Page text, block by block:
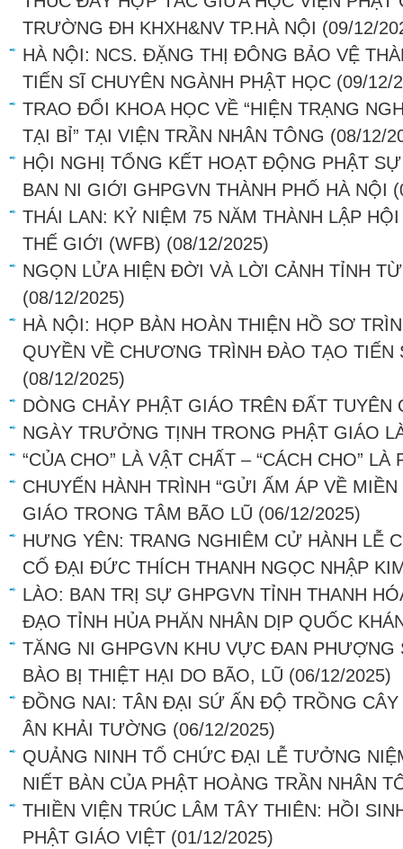
TRƯỜNG ĐH KHXH&NV TP.HÀ NỘI (09/12/
HÀ NỘI: NCS. ĐẶNG THỊ ĐÔNG BẢO VỆ
TIẾN SĨ CHUYÊN NGÀNH PHẬT HỌC (09/12/
TRAO ĐỔI KHOA HỌC VỀ “HIỆN TRẠNG
TẠI BỈ” TẠI VIỆN TRẦN NHÂN TÔNG (08/12/
HỘI NGHỊ TỔNG KẾT HOẠT ĐỘNG PHẬT
BAN NI GIỚI GHPGVN THÀNH PHỐ HÀ NỘI
THÁI LAN: KỶ NIỆM 75 NĂM THÀNH LẬP
THẾ GIỚI (WFB) (08/12/2025)
NGỌN LỬA HIỆN ĐỜI VÀ LỜI CẢNH TỈNH
(08/12/2025)
HÀ NỘI: HỌP BÀN HOÀN THIỆN HỒ SƠ
QUYỀN VỀ CHƯƠNG TRÌNH ĐÀO TẠO TIẾN
(08/12/2025)
DÒNG CHẢY PHẬT GIÁO TRÊN ĐẤT TUYÊN
NGÀY TRƯỞNG TỊNH TRONG PHẬT GIÁO
“CỦA CHO” LÀ VẬT CHẤT – “CÁCH CHO” LÀ
CHUYẾN HÀNH TRÌNH “GỬI ẤM ÁP VỀ MIỀN
GIÁO TRONG TÂM BÃO LŨ (06/12/2025)
HƯNG YÊN: TRANG NGHIÊM CỬ HÀNH LỄ
CỐ ĐẠI ĐỨC THÍCH THANH NGỌC NHẬP
LÀO: BAN TRỊ SỰ GHPGVN TỈNH THANH
ĐẠO TỈNH HỦA PHĂN NHÂN DỊP QUỐC
TĂNG NI GHPGVN KHU VỰC ĐAN PHƯỢNG
BÀO BỊ THIỆT HẠI DO BÃO, LŨ (06/12/2025)
ĐỒNG NAI: TÂN ĐẠI SỨ ẤN ĐỘ TRỒNG
ÂN KHẢI TƯỜNG (06/12/2025)
QUẢNG NINH TỔ CHỨC ĐẠI LỄ TƯỞNG
NIẾT BÀN CỦA PHẬT HOÀNG TRẦN NHÂN
THIỀN VIỆN TRÚC LÂM TÂY THIÊN: HỒI
PHẬT GIÁO VIỆT (01/12/2025)